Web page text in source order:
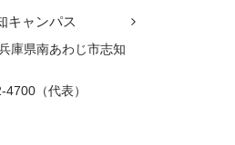
キャンパス
庫県南あわじ市志知
（代表）